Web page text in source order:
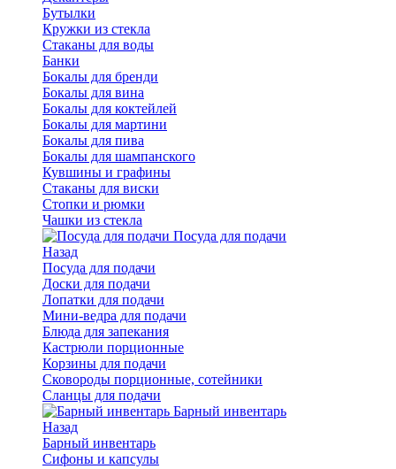
Бутылки
Кружки из стекла
Стаканы для воды
Банки
Бокалы для бренди
Бокалы для вина
Бокалы для коктейлей
Бокалы для мартини
Бокалы для пива
Бокалы для шампанского
Кувшины и графины
Стаканы для виски
Стопки и рюмки
Чашки из стекла
Посуда для подачи
Назад
Посуда для подачи
Доски для подачи
Лопатки для подачи
Мини-ведра для подачи
Блюда для запекания
Кастрюли порционные
Корзины для подачи
Сковороды порционные, сотейники
Сланцы для подачи
Барный инвентарь
Назад
Барный инвентарь
Сифоны и капсулы